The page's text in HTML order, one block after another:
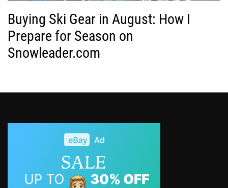
Buying Ski Gear in August: How I
Prepare for Season on
Snowleader.com